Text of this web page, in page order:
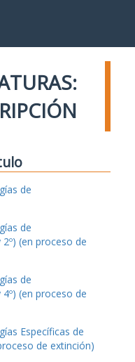
de
de
(en proceso de
de
(en proceso de
Específicas de
de extinción)